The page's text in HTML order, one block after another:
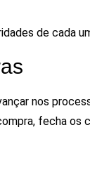
de cada
nos
fecha